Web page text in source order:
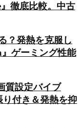
徹底比較。中古
？発熱を克服し
ゲーミング性能
質設定バイブ
り付き＆発熱を抑